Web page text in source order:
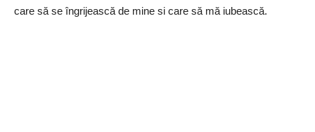
care să se îngrijească de mine si care să mă iubească.